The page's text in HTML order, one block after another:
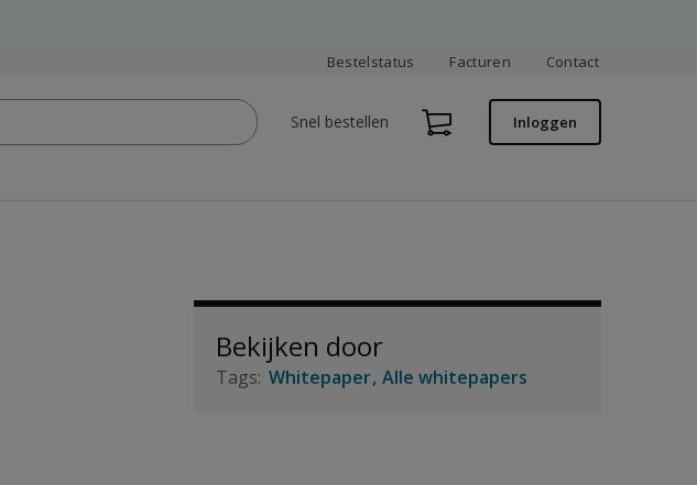
Bestelstatus Facturen Contact
Snel bestellen Inloggen
Bekijken door
Whitepaper Alle whitepapers